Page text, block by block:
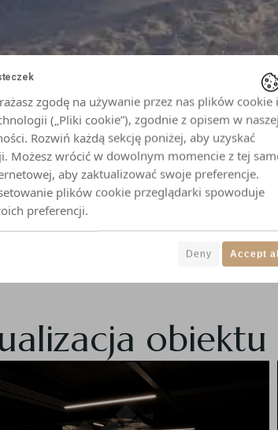
obiektu
zgodę na używanie przez nas plików cookie i
(„Pliki cookie”), zgodnie z opisem w
Rozwiń każdą sekcję poniżej, aby uzyskać
Możesz wrócić w dowolnym momencie z tej
aby zaktualizować swoje preferencje.
plików cookie przeglądarki spowoduje
preferencji.
Deny Accept